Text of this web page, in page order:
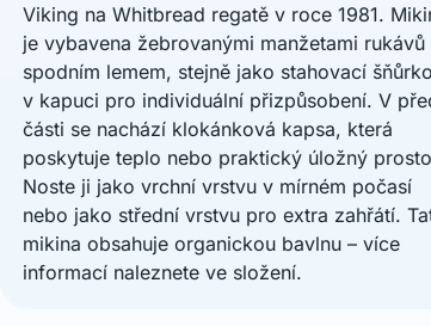
Viking na Whitbread regatě v roce 1981.
je vybavena žebrovanými manžetami rukávů
spodním lemem, stejně jako stahovací
v kapuci pro individuální přizpůsobení. V
části se nachází klokánková kapsa, která
poskytuje teplo nebo praktický úložný
Noste ji jako vrchní vrstvu v mírném počasí
nebo jako střední vrstvu pro extra zahřátí.
mikina obsahuje organickou bavlnu – více
informací naleznete ve složení.